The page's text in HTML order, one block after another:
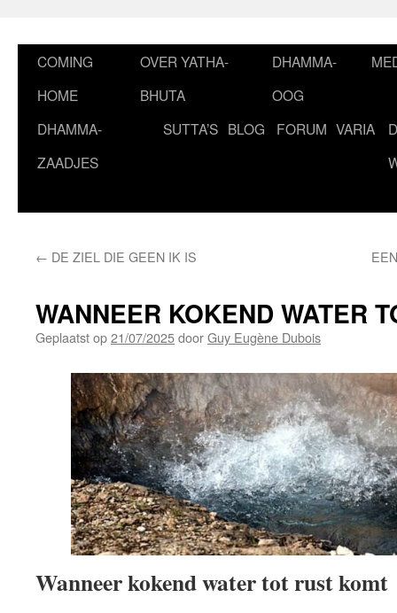
COMING
HOME
OVER YATHA-
BHUTA
DHAMMA-
OOG
DHAMMA-
ZAADJES
SUTTA’S BLOG FORUM VARIA
← DE ZIEL DIE GEEN IK IS
WANNEER KOKEND WATER
Geplaatst op21/07/2025doorGuy Eugène Dubois
Wanneer kokend water tot rust komt